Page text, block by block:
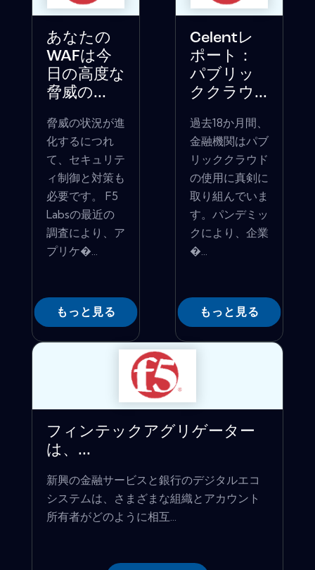
あなたの
WAFは今
日の高度な
脅威の...
脅威の状況が進
化するにつれ
て、セキュリテ
ィ制御と対策も
必要です。 F5
Labsの最近の
調査により、ア
プリケ�...
もっと見る
Celentレ
ポート：
パブリッ
ククラウ...
過去18か月間、
金融機関はパブ
リッククラウド
の使用に真剣に
取り組んでいま
す。パンデミッ
クにより、企業
�...
もっと見る
フィンテックアグリゲーター
は、...
新興の金融サービスと銀行のデジタルエコ
システムは、さまざまな組織とアカウント
所有者がどのように相互...